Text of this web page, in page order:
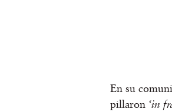
En su
pillaron ‘in